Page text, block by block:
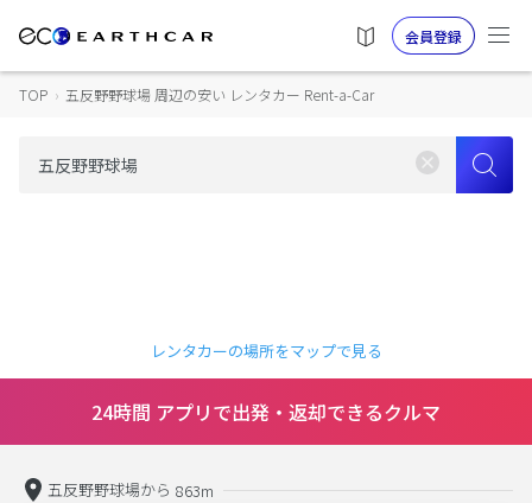
会員登録
TOP › 五反野野球場 周辺の安い レンタカー Rent-a-Car
レンタカーの場所をマップで見る
24時間 アプリで出発・返却できるクルマ
五反野野球場から 863m